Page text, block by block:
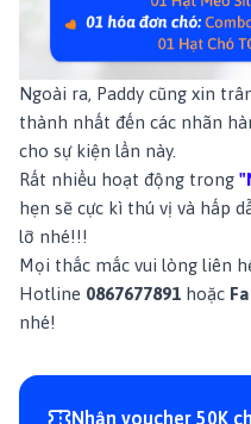
Ngoài ra, Paddy cũng xin
thành nhất đến các nhãn
cho sự kiện lần này.
Rất nhiều hoạt động trong
hẹn sẽ cực kì thú vị và hấp
lỡ nhé!!!
Mọi thắc mắc vui lòng liên
Hotline 0867677891 hoặc
nhé!
Nhận voucher 50K